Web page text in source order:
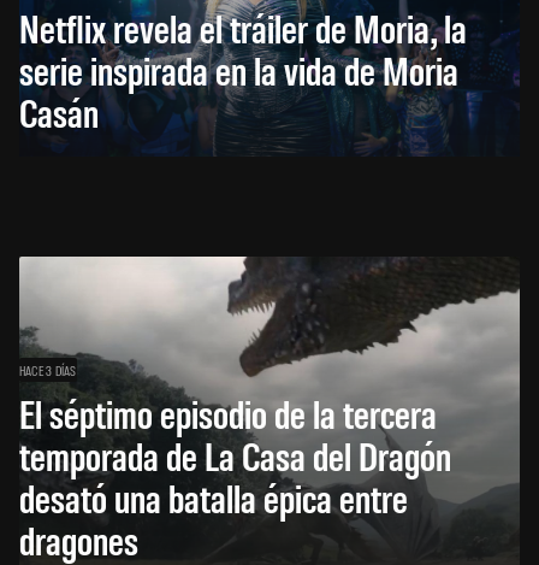
Netflix revela el tráiler de Moria, la
serie inspirada en la vida de Moria
Casán
HACE 3 DÍAS
El séptimo episodio de la tercera
temporada de La Casa del Dragón
desató una batalla épica entre
dragones